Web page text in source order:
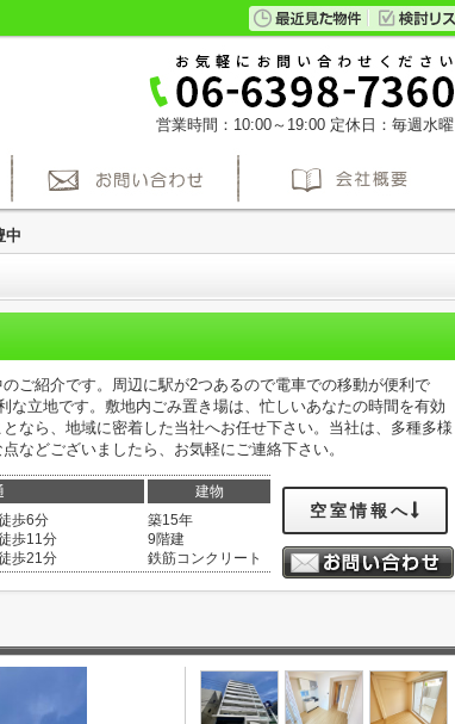
営業時間：10:00～19:00 定休日：毎週水曜
中
ご紹介です。周辺に駅が2つあるので電車での移動が便利で
な立地です。敷地内ごみ置き場は、忙しいあなたの時間を有効
なら、地域に密着した当社へお任せ下さい。当社は、多種多様
などございましたら、お気軽にご連絡下さい。
建物
歩6分
歩11分
歩21分
築15年
9階建
鉄筋コンクリート
空室情報へ